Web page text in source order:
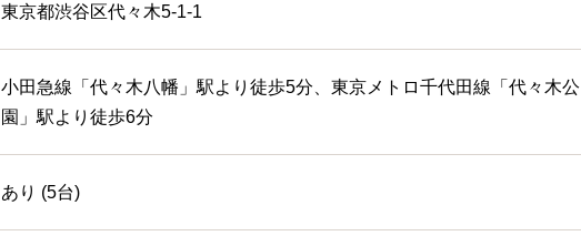
東京都渋谷区代々木5-1-1
小田急線「代々木八幡」駅より徒歩5分、東京メトロ千代田線「代々木公
園」駅より徒歩6分
あり (5台)